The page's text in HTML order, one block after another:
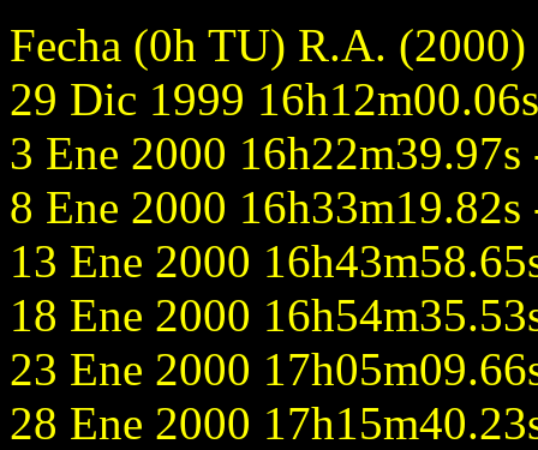
Fecha (0h TU) R.A.
29 Dic 1999
3 Ene 2000 16h22m39.97s
8 Ene 2000 16h33m19.82s
13 Ene 2000
18 Ene 2000
23 Ene 2000
28 Ene 2000